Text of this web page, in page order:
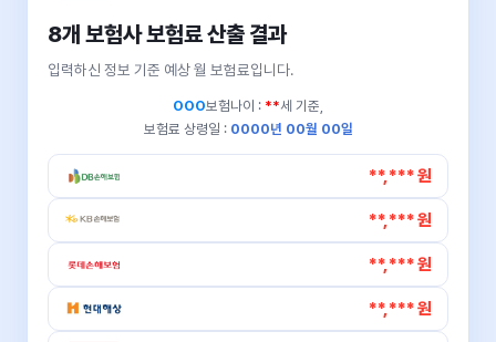
8개 보험사 보험료 산출 결과
입력하신 정보 기준 예상 월 보험료입니다.
OOO보험나이 : **세 기준,
보험료 상령일 : 0000년 00월 00일
**,*** 원
**,*** 원
**,*** 원
**,*** 원